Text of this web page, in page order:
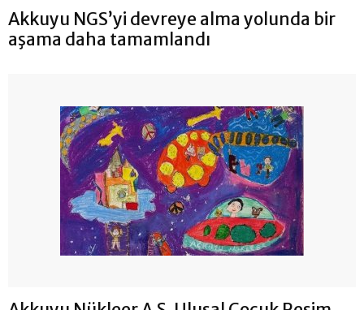
Akkuyu NGS’yi devreye alma yolunda bir
aşama daha tamamlandı